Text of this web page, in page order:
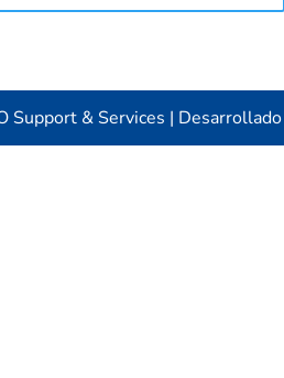
Support & Services |